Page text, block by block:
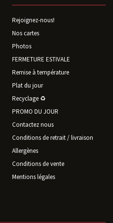
Rejoignez-nous!
Nos cartes
Photos
FERMETURE ESTIVALE
Remise à température
Plat du jour
Recyclage ♻️
PROMO DU JOUR
Contactez nous
Conditions de retrait / livraison
Allergènes
Conditions de vente
Mentions légales